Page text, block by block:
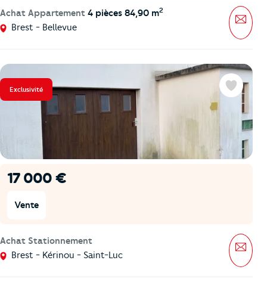
Achat Appartement 4 pièces 84,90 m2
Brest - Bellevue
Exclusivité
17 000 €
Vente
Achat Stationnement
Brest - Kérinou - Saint-Luc
Favoris